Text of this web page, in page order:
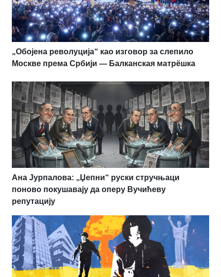
„Обојена револуција“ као изговор за слепило
Москве према Србији — Балканская матрёшка
Ана Јурпалова: „Џепни“ руски стручњаци
поново покушавају да оперу Вучићеву
репутацију